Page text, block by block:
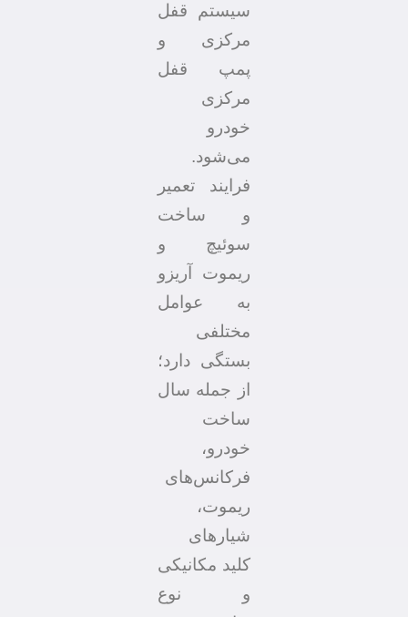
سیستم قفل
مرکزی و
پمپ قفل
مرکزی
خودرو
می‌شود.
فرایند تعمیر
و ساخت
سوئیچ و
ریموت آریزو
به عوامل
مختلفی
بستگی دارد؛
از جمله سال
ساخت
خودرو،
فرکانس‌های
ریموت،
شیارهای
کلید مکانیکی
و نوع